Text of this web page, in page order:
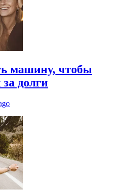
машину, чтобы
за долги